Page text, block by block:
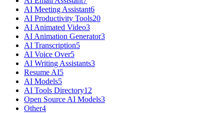
AI Meeting Assistant6
AI Productivity Tools20
AI Animated Video3
AI Animation Generator3
AI Transcription5
AI Voice Over5
AI Writing Assistants3
Resume AI5
AI Models5
AI Tools Directory12
Open Source AI Models3
Other4